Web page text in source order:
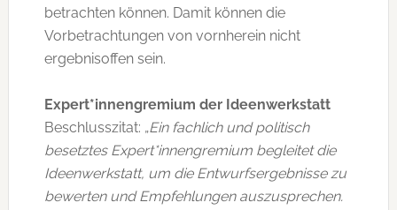
betrachten können. Damit können die
Vorbetrachtungen von vornherein nicht
ergebnisoffen sein.
Expert*innengremium der Ideenwerkstatt
Beschlusszitat: „Ein fachlich und politisch
besetztes Expert*innengremium begleitet die
Ideenwerkstatt, um die Entwurfsergebnisse zu
bewerten und Empfehlungen auszusprechen.